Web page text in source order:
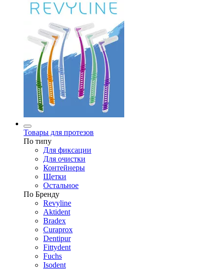
Товары для протезов
По типу
Для фиксации
Для очистки
Контейнеры
Щетки
Остальное
По Бренду
Revyline
Aktident
Bradex
Curaprox
Dentipur
Fittydent
Fuchs
Isodent